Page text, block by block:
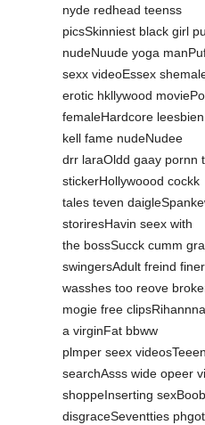
nyde redhead teenss
picsSkinniest black girl
nudeNuude yoga
sexx videoEssex
erotic hkllywood
femaleHardcore
kell fame nudeNudee
drr laraOldd gaay pornn
stickerHollywoood cockk
tales teven
storiresHavin seex with
the bossSucck cumm
swingersAdult freind
wasshes too reove
mogie free
a virginFat bbww
plmper seex
searchAsss wide opeer
shoppeInserting
disgraceSeventties